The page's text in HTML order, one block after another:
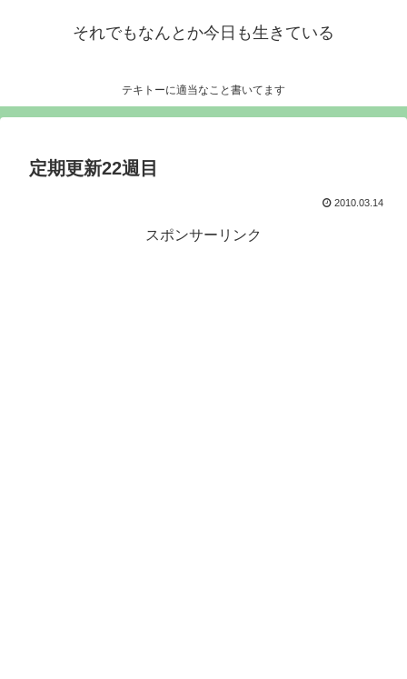
それでもなんとか今日も生きている
テキトーに適当なこと書いてます
定期更新22週目
2010.03.14
スポンサーリンク